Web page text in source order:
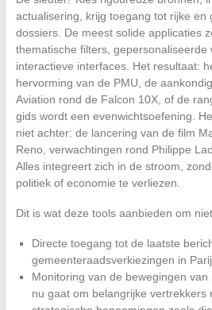
actualisering, krijg toegang tot rijke en
dossiers. De meest solide applicaties
thematische filters, gepersonaliseerde
interactieve interfaces. Het resultaat:
hervorming van de PMU, de
Aviation rond de Falcon 10X, of de
gids wordt een evenwichtsoefening.
niet achter: de lancering van de film
Reno, verwachtingen rond Philippe
Alles integreert zich in de stroom,
politiek of economie te verliezen.
Dit is wat deze tools aanbieden om
Directe toegang tot de laatste
gemeenteraadsverkiezingen in
Monitoring van de bewegingen
nu gaat om belangrijke vertrekkers